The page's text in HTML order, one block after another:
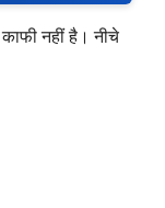
नहीं है। नीचे